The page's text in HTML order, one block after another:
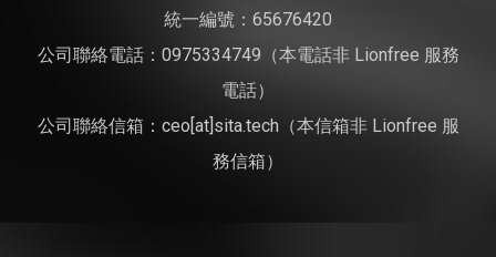
統一編號：65676420
公司聯絡電話：0975334749（本電話非 Lionfree 服務
電話）
公司聯絡信箱：ceo[at]sita.tech（本信箱非 Lionfree 服
務信箱）